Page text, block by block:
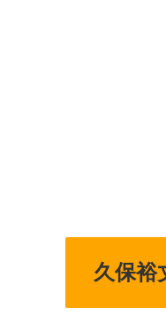
久保裕